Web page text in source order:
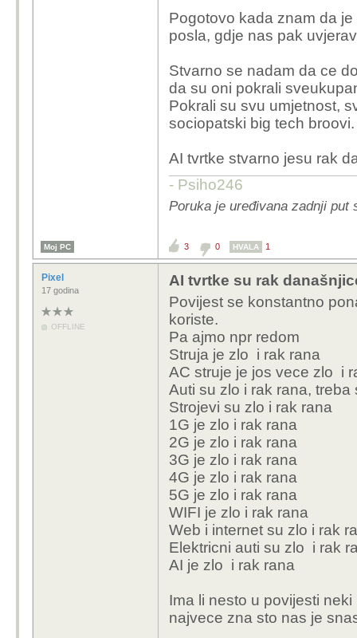
Pogotovo kada znam da
posla, gdje nas pak
Stvarno se nadam da ce
da su oni pokrali
Pokrali su svu umjetnost,
sociopatski big tech broovi.
AI tvrtke stvarno jesu rak
- Psiho246
Poruka je uređivana zadnji put
Moj PC 3 0 HVALA 1
Pixel
17 godina
OFFLINE
AI tvrtke su rak
Povijest se konstantno
koriste.
Pa ajmo npr redom
Struja je zlo i rak rana
AC struje je jos vece zlo i
Auti su zlo i rak rana, treba
Strojevi su zlo i rak rana
1G je zlo i rak rana
2G je zlo i rak rana
3G je zlo i rak rana
4G je zlo i rak rana
5G je zlo i rak rana
WIFI je zlo i rak rana
Web i internet su zlo i rak
Elektricni auti su zlo i rak
AI je zlo i rak rana
Ima li nesto u povijesti
najvece zna sto nas je